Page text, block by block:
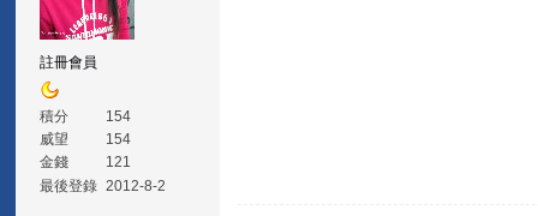
註冊會員
積分
154
威望
154
金錢
121
最後登錄 2012-8-2